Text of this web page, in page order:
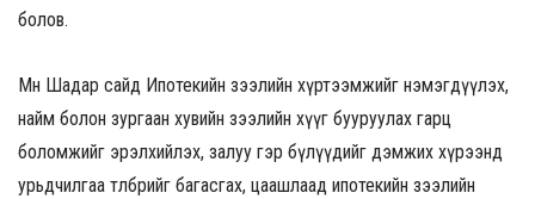
болов.
Мөн Шадар сайд Ипотекийн зээлийн хүртээмжийг нэмэгдүүлэх,
найм болон зургаан хувийн зээлийн хүүг бууруулах гарц
боломжийг эрэлхийлэх, залуу гэр бүлүүдийг дэмжих хүрээнд
урьдчилгаа төлбөрийг багасгах, цаашлаад ипотекийн зээлийн